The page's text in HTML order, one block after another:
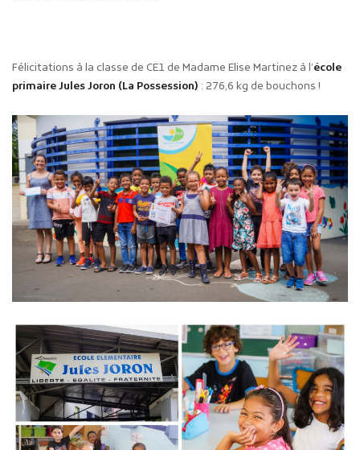
Félicitations à la classe de CE1 de Madame Elise Martinez à l’école
primaire Jules Joron (La Possession) : 276,6 kg de bouchons !